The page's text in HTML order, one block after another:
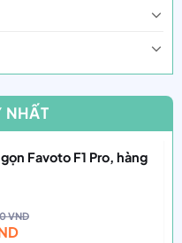
NHẤT
Favoto F1 Pro, hàng
VND